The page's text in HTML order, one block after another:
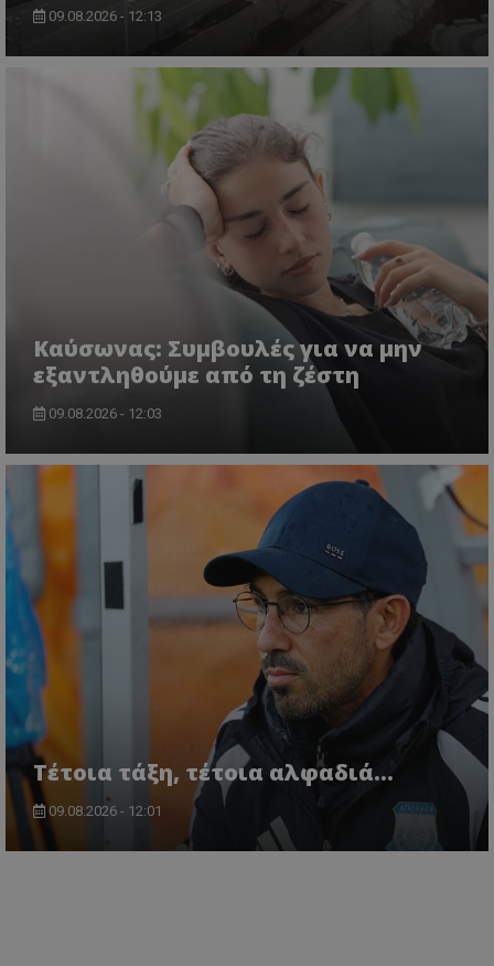
09.08.2026 - 12:13
Kαύσωνας: Συμβουλές για να μην
εξαντληθούμε από τη ζέστη
09.08.2026 - 12:03
Τέτοια τάξη, τέτοια αλφαδιά...
09.08.2026 - 12:01